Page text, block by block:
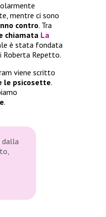
mentre ci sono
contro. Tra
chiamata La
è stata fondata
Roberta Repetto.
viene scritto
le psicosette.
.
dalla